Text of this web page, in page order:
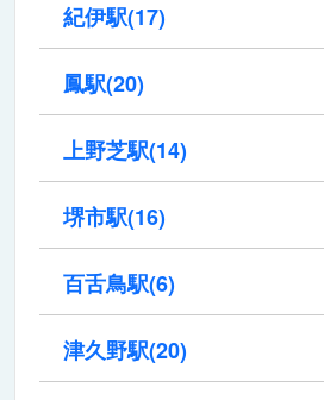
紀伊駅(17)
鳳駅(20)
上野芝駅(14)
堺市駅(16)
百舌鳥駅(6)
津久野駅(20)